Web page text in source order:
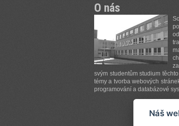
O nás
svým stu­de­ntům stu­di­um
té­my a tvo­rba we­bo­vých
pro­gra­mo­vá­ní a da­ta­bá­zo­vé
Náš